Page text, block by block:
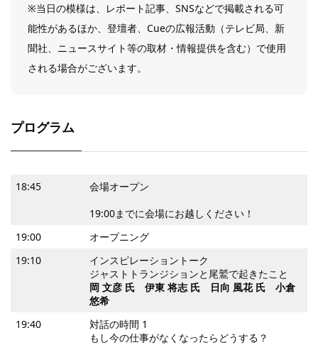
※当日の模様は、レポート記事、SNSなどで掲載される可
能性があるほか、登壇者、Cueの広報活動（テレビ局、新
聞社、ニュースサイト等の取材・情報提供を含む）で使用
される場合がございます。
プログラム
18:45
会場オープン
19:00までに会場にお越しください！
19:00
オープニング
19:10
インスピレーショントーク
ジャストトランジションと尾鷲で起きたこと
岡 文彦 氏 伊東 将志 氏 日向 風花 氏 小倉
悠希
19:40
対話の時間 1
もし今の仕事がなくなったらどうする？